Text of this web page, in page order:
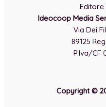
Editore
Ideocoop Media
Via Dei
89125
P.Iva/CF
Copyright ©